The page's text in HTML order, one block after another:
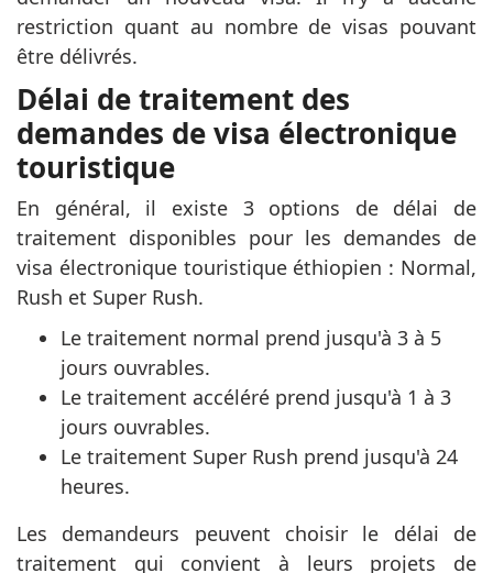
restriction quant au nombre de visas pouvant
être délivrés.
Délai de traitement des
demandes de visa électronique
touristique
En général, il existe 3 options de délai de
traitement disponibles pour les demandes de
visa électronique touristique éthiopien : Normal,
Rush et Super Rush.
Le traitement normal prend jusqu'à 3 à 5
jours ouvrables.
Le traitement accéléré prend jusqu'à 1 à 3
jours ouvrables.
Le traitement Super Rush prend jusqu'à 24
heures.
Les demandeurs peuvent choisir le délai de
traitement qui convient à leurs projets de